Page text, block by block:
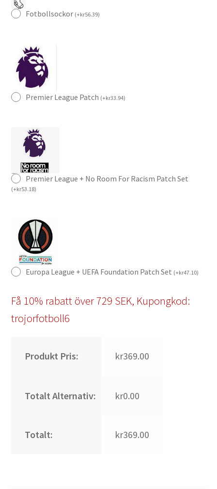
Fotbollsockor (+kr56.39)
Premier League Patch (+kr33.94)
Premier League + No Room For Racism Patch Set
(+kr53.18)
Europa League + UEFA Foundation Patch Set (+kr47.10)
Få 10% rabatt över 729 SEK, Kupongkod:
trojorfotboll6
Produkt Pris: kr369.00
Totalt Alternativ: kr0.00
Totalt: kr369.00